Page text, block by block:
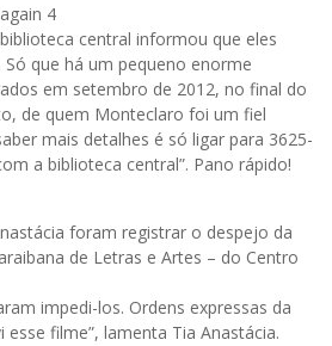
4
central informou que eles
que há um pequeno enorme
em setembro de 2012, no final do
de quem Monteclaro foi um fiel
mais detalhes é só ligar para 3625-
a biblioteca central”. Pano rápido!
foram registrar o despejo da
de Letras e Artes – do Centro
impedi-los. Ordens expressas da
esse filme”, lamenta Tia Anastácia.